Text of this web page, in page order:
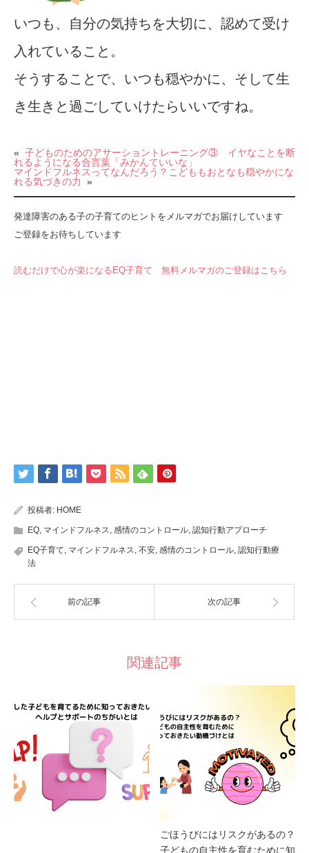
いつも、自分の気持ちを大切に、認めて受け
入れていること。
そうすることで、いつも穏やかに、そして生
き生きと過ごしていけたらいいですね。
« 子どものためのアサーショントレーニング③ イヤなことを断
れるようになる合言葉「みかんていいな」
マインドフルネスってなんだろう？こどももおとなも穏やかにな
れる気づきの力
»
発達障害のある子の子育てのヒントをメルマガでお届けしています
ご登録をお待ちしています
読むだけで心が楽になるEQ子育て 無料メルマガのご登録はこちら
投稿者: HOME
EQ, マインドフルネス, 感情のコントロール, 認知行動アプローチ
EQ子育て, マインドフルネス, 不安, 感情のコントロール, 認知行動療
法
前の記事 次の記事
関連記事
ごほうびにはリスクがあるの？
子どもの自主性を育むために知